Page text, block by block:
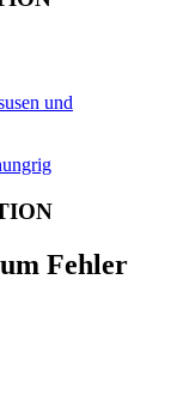
und
Fehler